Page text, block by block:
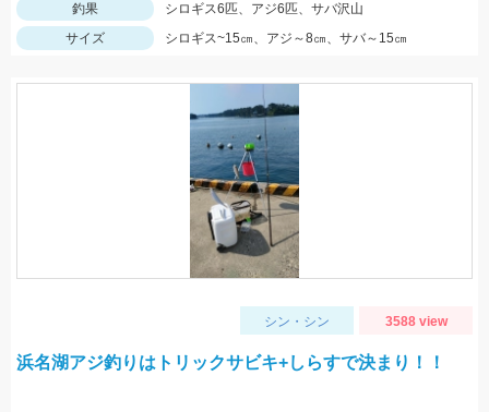
釣果
シロギス6匹、アジ6匹、サバ沢山
サイズ
シロギス~15㎝、アジ～8㎝、サバ～15㎝
シン・シン 3588 view
浜名湖アジ釣りはトリックサビキ+しらすで決まり！！